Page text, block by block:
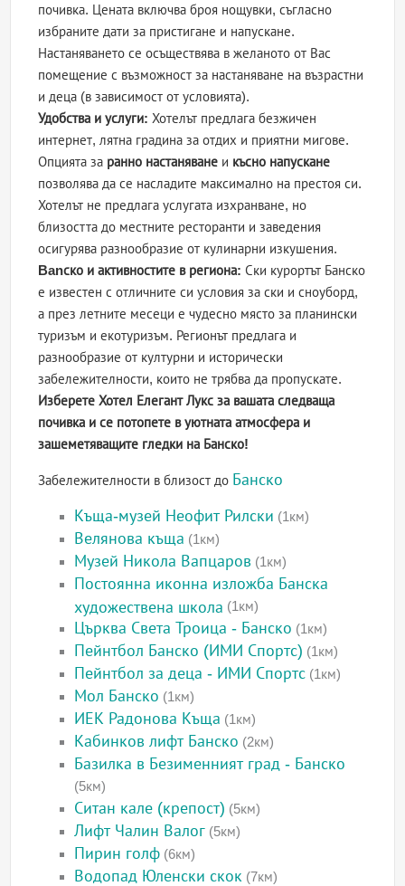
почивка. Цената включва броя нощувки, съгласно
избраните дати за пристигане и напускане.
Настаняването се осъществява в желаното от Вас
помещение с възможност за настаняване на възрастни
и деца (в зависимост от условията).
Удобства и услуги: Хотелът предлага безжичен
интернет, лятна градина за отдих и приятни мигове.
Опцията за ранно настаняване и късно напускане
позволява да се насладите максимално на престоя си.
Хотелът не предлага услугата изхранване, но
близостта до местните ресторанти и заведения
осигурява разнообразие от кулинарни изкушения.
Banско и активностите в региона: Ски курортът Банско
е известен с отличните си условия за ски и сноуборд,
а през летните месеци е чудесно място за планински
туризъм и екотуризъм. Регионът предлага и
разнообразие от културни и исторически
забележителности, които не трябва да пропускате.
Изберете Хотел Елегант Лукс за вашата следваща
почивка и се потопете в уютната атмосфера и
зашеметяващите гледки на Банско!
Забележителности в близост до Банско
Къща-музей Неофит Рилски (1км)
Велянова къща (1км)
Музей Никола Вапцаров (1км)
Постоянна иконна изложба Банска
художествена школа (1км)
Църква Света Троица - Банско (1км)
Пейнтбол Банско (ИМИ Спортс) (1км)
Пейнтбол за деца - ИМИ Спортс (1км)
Мол Банско (1км)
ИЕК Радонова Къща (1км)
Кабинков лифт Банско (2км)
Базилка в Безименният град - Банско
(5км)
Ситан кале (крепост) (5км)
Лифт Чалин Валог (5км)
Пирин голф (6км)
Водопад Юленски скок (7км)